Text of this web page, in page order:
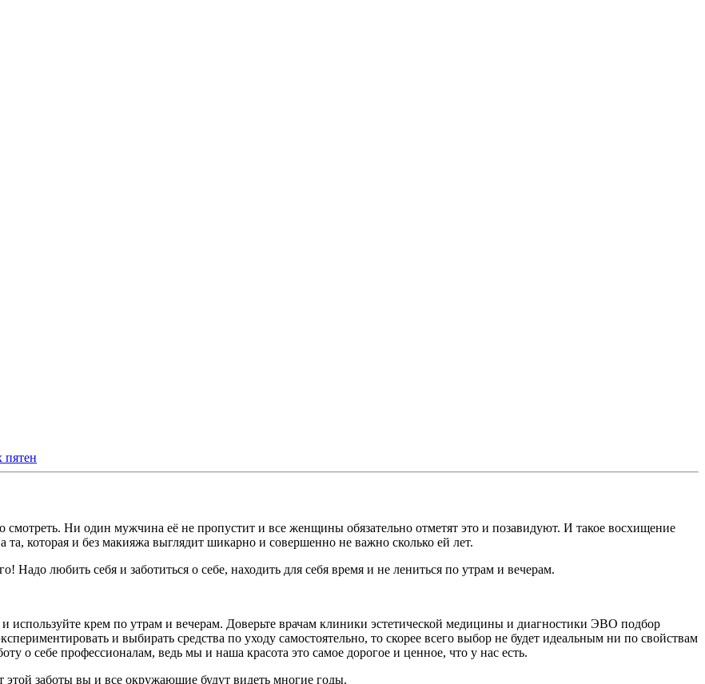
Ни один мужчина её не пропустит и все женщины обязательно отметят это и позавидуют. И такое восхищение
которая и без макияжа выглядит шикарно и совершенно не важно сколько ей лет.
Надо любить себя и заботиться о себе, находить для себя время и не лениться по утрам и вечерам.
используйте крем по утрам и вечерам. Доверьте врачам клиники эстетической медицины и диагностики ЭВО подбор
и выбирать средства по уходу самостоятельно, то скорее всего выбор не будет идеальным ни по свойствам
о себе профессионалам, ведь мы и наша красота это самое дорогое и ценное, что у нас есть.
этой заботы вы и все окружающие будут видеть многие годы.